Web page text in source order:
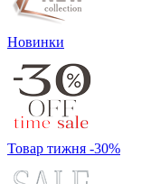
Новинки
Товар тижня -30%